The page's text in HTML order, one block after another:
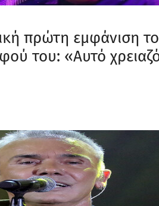
πρώτη εμφάνιση
του: «Αυτό